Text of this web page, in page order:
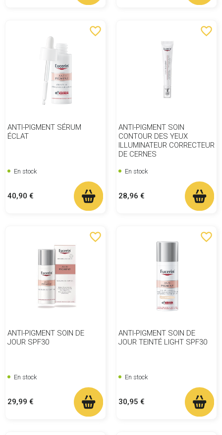
favorite_border
ANTI-PIGMENT SÉRUM
ÉCLAT
En stock
Prix
40,90 €
favorite_border
ANTI-PIGMENT SOIN
CONTOUR DES YEUX
ILLUMINATEUR CORRECTEUR
DE CERNES
En stock
Prix
28,96 €
favorite_border
ANTI-PIGMENT SOIN DE
JOUR SPF30
En stock
Prix
29,99 €
favorite_border
ANTI-PIGMENT SOIN DE
JOUR TEINTÉ LIGHT SPF30
En stock
Prix
30,95 €